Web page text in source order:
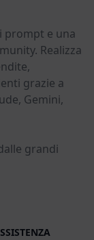
prompt e una
Realizza
grazie a
Gemini,
grandi